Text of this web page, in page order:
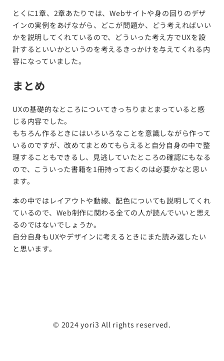
とくに1章、2章あたりでは、Webサイトや身の回りのデザ
インの実例をあげながら、どこが問題か、どう考えればいい
かを説明してくれているので、どういった考え方でUXを設
計するといいかというのを考えるきっかけを与えてくれる内
容になっていました。
まとめ
UXの基礎的なところについてきっちりまとまっていると感
じる内容でした。
もちろん作るときにはいろいろなことを意識しながら作って
いるのですが、改めてまとめてもらえると自分自身の中で整
理することもできるし、見逃していたところの確認にもなる
ので、こういった書籍を1冊持っておくのは必要かなと思い
ます。
本の中ではレイアウトや動線、配色についても説明してくれ
ているので、Web制作に関わる全ての人が読んでいいと思え
るのではないでしょうか。
自分自身もUXやデザインに考えるときにまた読み返したい
と思います。
©️ 2024 yori3 All rights reserved.